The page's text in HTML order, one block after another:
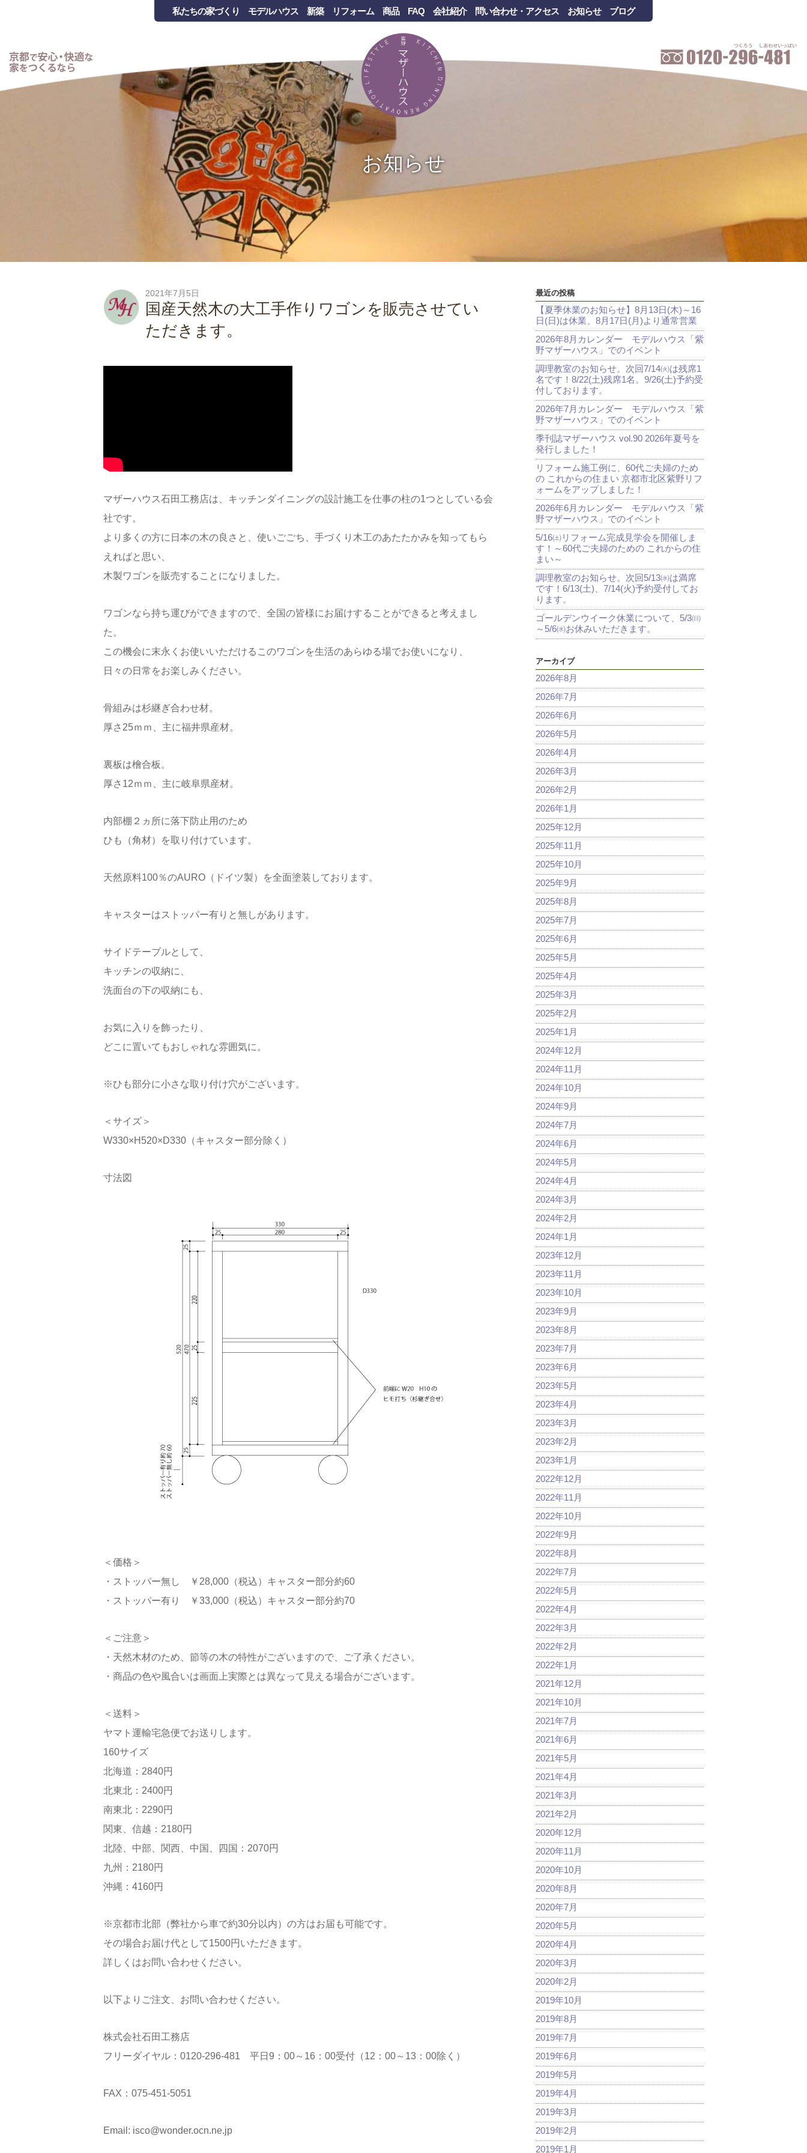
私たちの家づくり モデルハウス 新築 リフォーム 商品 FAQ 会社紹介 問い合わせ・アクセス お知らせ ブログ
お知らせ
2021年7月5日
国産天然木の大工手作りワゴンを販売させてい
ただきます。
マザーハウス石田工務店は、キッチンダイニングの設計施工を仕事の柱の1つとしている会
社です。
より多くの方に日本の木の良さと、使いごごち、手づくり木工のあたたかみを知ってもら
えればと思い、
木製ワゴンを販売することになりました。
ワゴンなら持ち運びができますので、全国の皆様にお届けすることができると考えまし
た。
この機会に末永くお使いいただけるこのワゴンを生活のあらゆる場でお使いになり、
日々の日常をお楽しみください。
骨組みは杉継ぎ合わせ材。
厚さ25ｍｍ、主に福井県産材。
裏板は檜合板。
厚さ12ｍｍ、主に岐阜県産材。
内部棚２ヵ所に落下防止用のため
ひも（角材）を取り付けています。
天然原料100％のAURO（ドイツ製）を全面塗装しております。
キャスターはストッパー有りと無しがあります。
サイドテーブルとして、
キッチンの収納に、
洗面台の下の収納にも、
お気に入りを飾ったり、
どこに置いてもおしゃれな雰囲気に。
※ひも部分に小さな取り付け穴がございます。
＜サイズ＞
W330×H520×D330（キャスター部分除く）
寸法図
＜価格＞
・ストッパー無し ￥28,000（税込）キャスター部分約60
・ストッパー有り ￥33,000（税込）キャスター部分約70
＜ご注意＞
・天然木材のため、節等の木の特性がございますので、ご了承ください。
・商品の色や風合いは画面上実際とは異なって見える場合がございます。
＜送料＞
ヤマト運輸宅急便でお送りします。
160サイズ
北海道：2840円
北東北：2400円
南東北：2290円
関東、信越：2180円
北陸、中部、関西、中国、四国：2070円
九州：2180円
沖縄：4160円
※京都市北部（弊社から車で約30分以内）の方はお届も可能です。
その場合お届け代として1500円いただきます。
詳しくはお問い合わせください。
以下よりご注文、お問い合わせください。
株式会社石田工務店
フリーダイヤル：0120-296-481 平日9：00～16：00受付（12：00～13：00除く）
FAX：075-451-5051
Email: isco@wonder.ocn.ne.jp
最近の投稿
【夏季休業のお知らせ】8月13日(木)～16
日(日)は休業、8月17日(月)より通常営業
2026年8月カレンダー モデルハウス「紫
野マザーハウス」でのイベント
調理教室のお知らせ。次回7/14㈫は残席1
名です！8/22(土)残席1名。9/26(土)予約受
付しております。
2026年7月カレンダー モデルハウス「紫
野マザーハウス」でのイベント
季刊誌マザーハウス vol.90 2026年夏号を
発行しました！
リフォーム施工例に、60代ご夫婦のため
の これからの住まい 京都市北区紫野リフ
ォームをアップしました！
2026年6月カレンダー モデルハウス「紫
野マザーハウス」でのイベント
5/16㈯リフォーム完成見学会を開催しま
す！～60代ご夫婦のための これからの住
まい～
調理教室のお知らせ。次回5/13㈬は満席
です！6/13(土)、7/14(火)予約受付してお
ります。
ゴールデンウイーク休業について、5/3㈰
～5/6㈬お休みいただきます。
アーカイブ
2026年8月
2026年7月
2026年6月
2026年5月
2026年4月
2026年3月
2026年2月
2026年1月
2025年12月
2025年11月
2025年10月
2025年9月
2025年8月
2025年7月
2025年6月
2025年5月
2025年4月
2025年3月
2025年2月
2025年1月
2024年12月
2024年11月
2024年10月
2024年9月
2024年7月
2024年6月
2024年5月
2024年4月
2024年3月
2024年2月
2024年1月
2023年12月
2023年11月
2023年10月
2023年9月
2023年8月
2023年7月
2023年6月
2023年5月
2023年4月
2023年3月
2023年2月
2023年1月
2022年12月
2022年11月
2022年10月
2022年9月
2022年8月
2022年7月
2022年5月
2022年4月
2022年3月
2022年2月
2022年1月
2021年12月
2021年10月
2021年7月
2021年6月
2021年5月
2021年4月
2021年3月
2021年2月
2020年12月
2020年11月
2020年10月
2020年8月
2020年7月
2020年5月
2020年4月
2020年3月
2020年2月
2019年10月
2019年8月
2019年7月
2019年6月
2019年5月
2019年4月
2019年3月
2019年2月
2019年1月